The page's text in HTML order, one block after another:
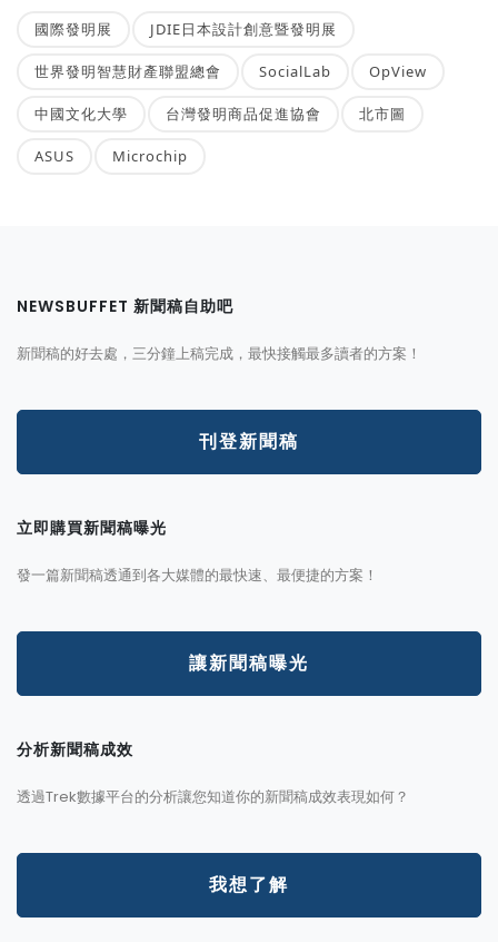
國際發明展 JDIE日本設計創意暨發明展
世界發明智慧財產聯盟總會 SocialLab OpView
中國文化大學 台灣發明商品促進協會 北市圖
ASUS Microchip
NEWSBUFFET 新聞稿自助吧
新聞稿的好去處，三分鐘上稿完成，最快接觸最多讀者的方案！
刊登新聞稿
立即購買新聞稿曝光
發一篇新聞稿透通到各大媒體的最快速、最便捷的方案！
讓新聞稿曝光
分析新聞稿成效
透過Trek數據平台的分析讓您知道你的新聞稿成效表現如何？
我想了解